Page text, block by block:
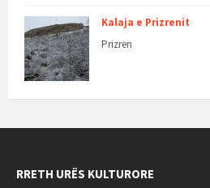
Kalaja e Prizrenit
Prizren
RRETH URËS KULTURORE